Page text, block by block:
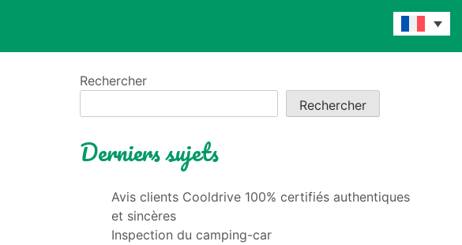
Rechercher
Rechercher
Derniers sujets
Avis clients Cooldrive 100% certifiés authentiques
et sincères
Inspection du camping-car